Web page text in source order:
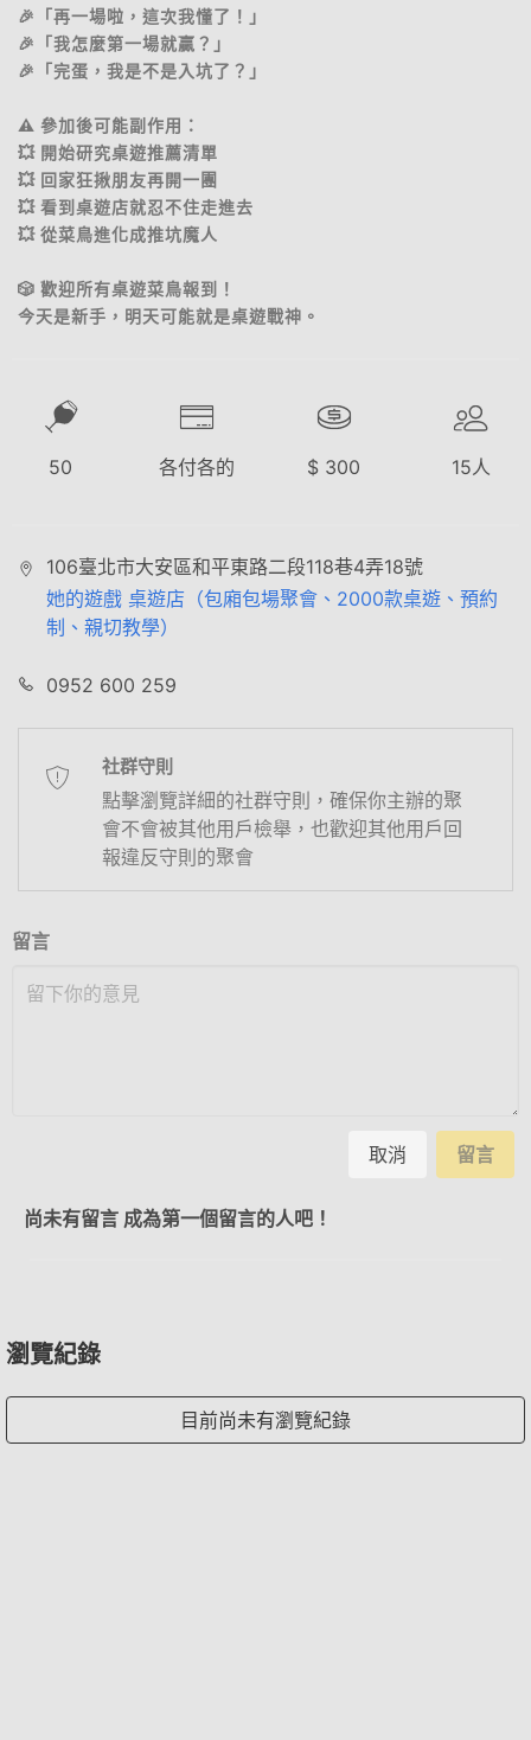
🎉「再一場啦，這次我懂了！」
🎉「我怎麼第一場就贏？」
🎉「完蛋，我是不是入坑了？」
⚠️ 參加後可能副作用：
💥 開始研究桌遊推薦清單
💥 回家狂揪朋友再開一團
💥 看到桌遊店就忍不住走進去
💥 從菜鳥進化成推坑魔人
🎲 歡迎所有桌遊菜鳥報到！
今天是新手，明天可能就是桌遊戰神。
50 各付各的 $ 300 15人
106臺北市大安區和平東路二段118巷4弄18號
她的遊戲 桌遊店（包廂包場聚會、2000款桌遊、預約
制、親切教學）
0952 600 259
社群守則
點擊瀏覽詳細的社群守則，確保你主辦的聚
會不會被其他用戶檢舉，也歡迎其他用戶回
報違反守則的聚會
留言
取消 留言
尚未有留言 成為第一個留言的人吧！
瀏覽紀錄
目前尚未有瀏覽紀錄